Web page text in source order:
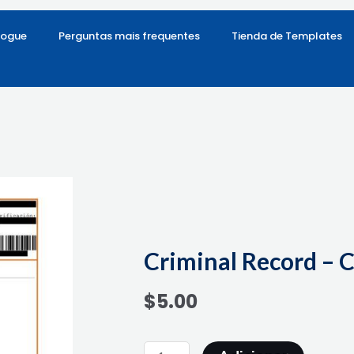
Perguntas mais frequentes Tienda de Templates
Criminal Record –
$5.00
Quantidade